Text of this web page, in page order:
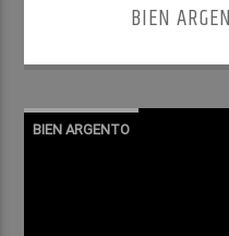
BIEN
BIEN ARGENTO